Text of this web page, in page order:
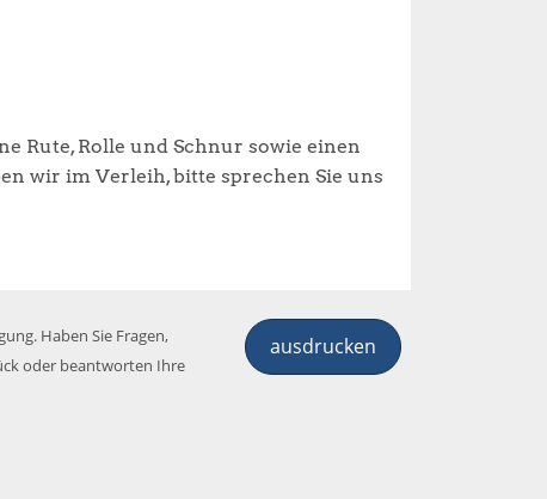
Rute, Rolle und Schnur sowie einen
wir im Verleih, bitte sprechen Sie uns
Haben Sie Fragen,
oder beantworten Ihre
ausdrucken